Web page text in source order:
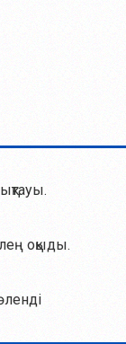
оқыды.